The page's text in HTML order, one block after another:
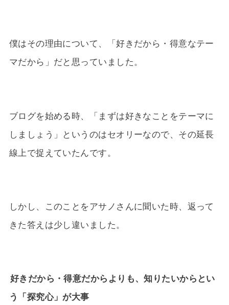
僕はその理由について、「好きだから・得意なテー
マだから」だと思っていました。
ブログを始める時、「まずは好きなことをテーマに
しましょう」というのはセオリーなので、その延長
線上で捉えていたんです。
しかし、このことをアサノさんに聞いた時、返って
きた答えは少し違いました。
好きだから・得意だからよりも、知りたいからとい
う「探究心」が大事